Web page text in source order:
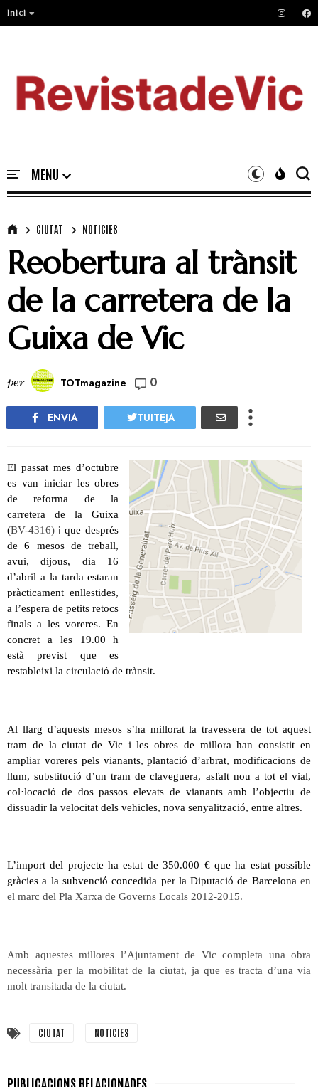
Inici
CIUTAT NOTICIES
Reobertura al trànsit
de la carretera de la
Guixa de Vic
per TOTmagazine 0
ENVIA TUITEJA
El passat mes d’octubre
es van iniciar les obres
de reforma de la
carretera de la Guixa
(BV-4316) i que després
de 6 mesos de treball,
avui, dijous, dia 16
d’abril a la tarda estaran
pràcticament enllestides,
a l’espera de petits retocs
finals a les voreres. En
concret a les 19.00 h
està previst que es
restableixi la circulació de trànsit.
Al llarg d’aquests mesos s’ha millorat la travessera de tot aquest
tram de la ciutat de Vic i les obres de millora han consistit en
ampliar voreres pels vianants, plantació d’arbrat, modificacions de
llum, substitució d’un tram de claveguera, asfalt nou a tot el vial,
col·locació de dos passos elevats de vianants amb l’objectiu de
dissuadir la velocitat dels vehicles, nova senyalització, entre altres.
L’import del projecte ha estat de 350.000 € que ha estat possible
gràcies a la subvenció concedida per la Diputació de Barcelona en
el marc del Pla Xarxa de Governs Locals 2012-2015.
Amb aquestes millores l’Ajuntament de Vic completa una obra
necessària per la mobilitat de la ciutat, ja que es tracta d’una via
molt transitada de la ciutat.
CIUTAT NOTICIES